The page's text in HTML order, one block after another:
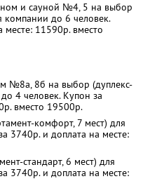
и сауной №4, 5 на выбор
компании до 6 человек.
11590р. вместо
№8а, 8б на выбор (дуплекс-
4 человек. Купон за
вместо 19500р.
комфорт, 7 мест) для
3740р. и доплата на месте:
стандарт, 6 мест) для
3740р. и доплата на месте: